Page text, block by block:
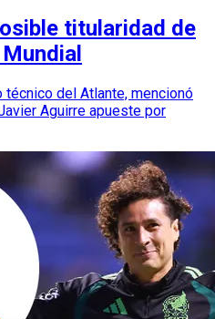
titularidad de
técnico del Atlante, mencionó
Aguirre apueste por